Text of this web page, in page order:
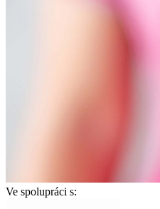
Ve spolupráci s: